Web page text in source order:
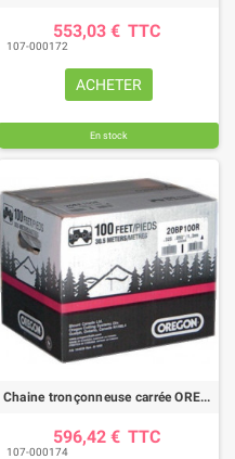
553,03 € TTC
107-000172
ACHETER
En stock
Chaine tronçonneuse carrée OREGON 20LPX /pas .325 / jauge .050"(1.3mm) - rouleau 100 pieds
596,42 € TTC
107-000174